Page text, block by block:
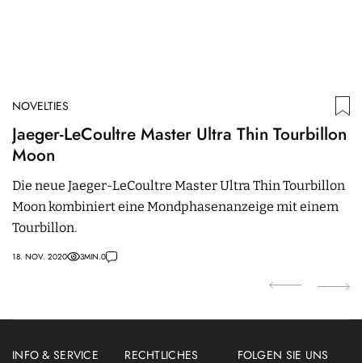
NOVELTIES
Jaeger-LeCoultre Master Ultra Thin Tourbillon
Moon
Die neue Jaeger-LeCoultre Master Ultra Thin Tourbillon
Moon kombiniert eine Mondphasenanzeige mit einem
Tourbillon.
18. NOV. 2020 3MIN.0
INFO & SERVICE RECHTLICHES FOLGEN SIE UNS